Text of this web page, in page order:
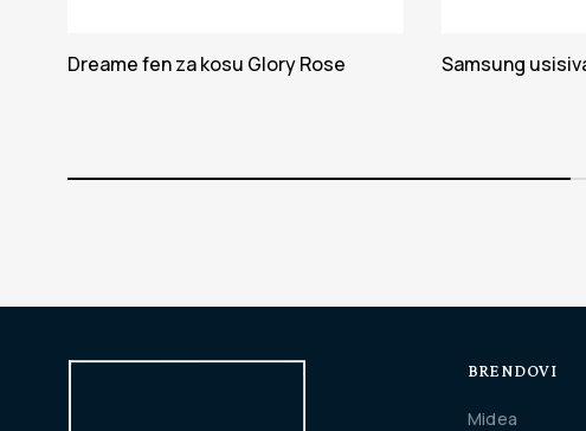
Dreame fen za kosu Glory Rose Samsung
BRENDOVI
Midea